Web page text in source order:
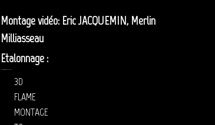
Montage vidéo: Eric JACQUEMIN, Merlin
Milliasseau
Etalonnage :
3D
FLAME
MONTAGE